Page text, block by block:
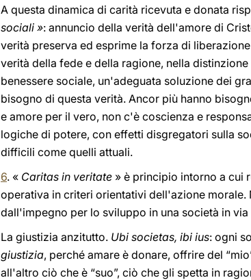
A questa dinamica di carità ricevuta e donata
sociali »: annuncio della verità dell'amore di
verità preserva ed esprime la forza di
verità della fede e della ragione, nella
benessere sociale, un'adeguata soluzione dei
bisogno di questa verità. Ancor più hanno
e amore per il vero, non c'è coscienza e
logiche di potere, con effetti disgregatori sulla
difficili come quelli attuali.
6. « Caritas in veritate » è principio intorno a cui
operativa in criteri orientativi dell'azione
dall'impegno per lo sviluppo in una società in
La giustizia anzitutto. Ubi societas, ibi ius: ogni
giustizia, perché amare è donare, offrire del
all'altro ciò che è “suo”, ciò che gli spetta in